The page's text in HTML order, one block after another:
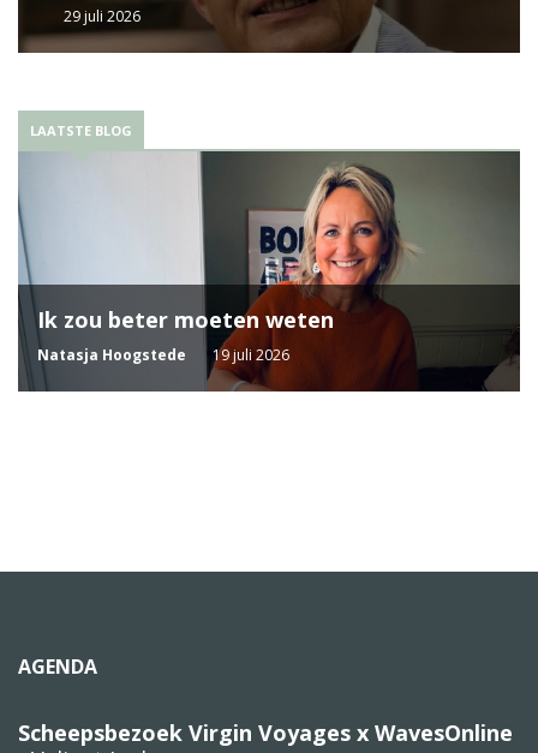
29 juli 2026
LAATSTE BLOG
Ik zou beter moeten weten
Natasja Hoogstede 19 juli 2026
AGENDA
Scheepsbezoek Virgin Voyages x WavesOnline